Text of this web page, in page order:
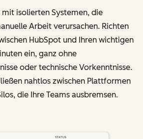
mit isolierten Systemen, die
Arbeit verursachen. Richten
HubSpot und Ihren wichtigen
ein, ganz ohne
oder technische Vorkenntnisse.
nahtlos zwischen Plattformen
die Ihre Teams ausbremsen.